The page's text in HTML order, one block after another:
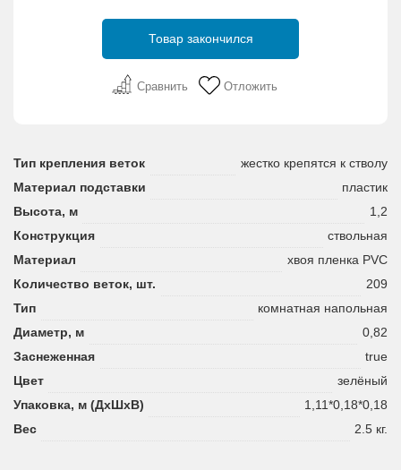
Товар закончился
Сравнить Отложить
Тип крепления веток
жестко крепятся к стволу
Материал подставки
пластик
Высота, м
1,2
Конструкция
ствольная
Материал
хвоя пленка PVC
Количество веток, шт.
209
Тип
комнатная напольная
Диаметр, м
0,82
Заснеженная
true
Цвет
зелёный
Упаковка, м (ДхШхВ)
1,11*0,18*0,18
Вес
2.5 кг.
СЕРТИФИКАТЫ